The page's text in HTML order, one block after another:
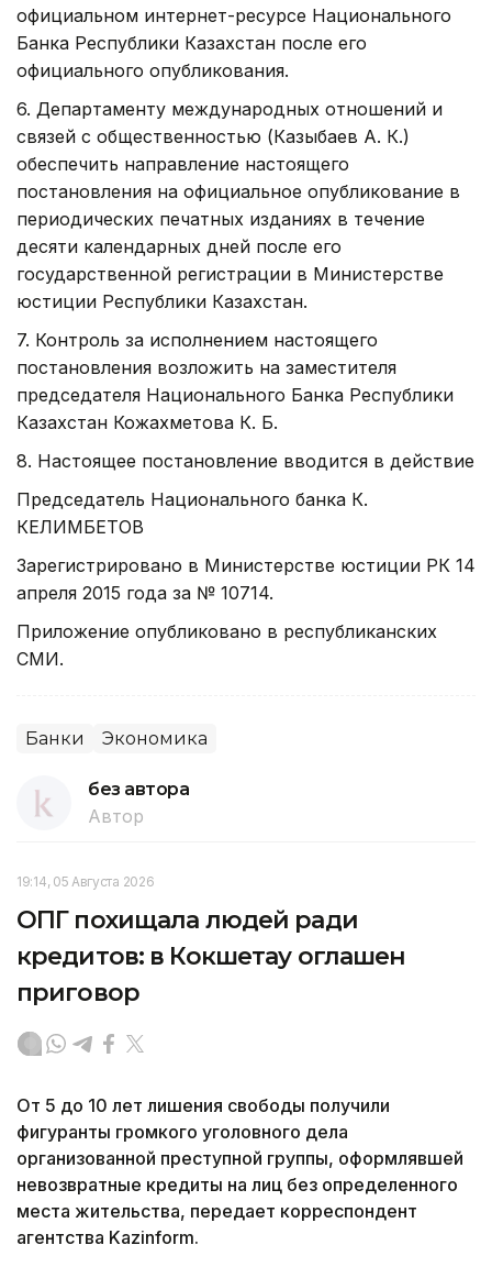
официальном интернет-ресурсе Национального
Банка Республики Казахстан после его
официального опубликования.
6. Департаменту международных отношений и
связей с общественностью (Казыбаев А. К.)
обеспечить направление настоящего
постановления на официальное опубликование в
периодических печатных изданиях в течение
десяти календарных дней после его
государственной регистрации в Министерстве
юстиции Республики Казахстан.
7. Контроль за исполнением настоящего
постановления возложить на заместителя
председателя Национального Банка Республики
Казахстан Кожахметова К. Б.
8. Настоящее постановление вводится в действие
Председатель Национального банка К.
КЕЛИМБЕТОВ
Зарегистрировано в Министерстве юстиции РК 14
апреля 2015 года за № 10714.
Приложение опубликовано в республиканских
СМИ.
Банки Экономика
без автора
Автор
19:14, 05 Августа 2026
ОПГ похищала людей ради
кредитов: в Кокшетау оглашен
приговор
От 5 до 10 лет лишения свободы получили
фигуранты громкого уголовного дела
организованной преступной группы, оформлявшей
невозвратные кредиты на лиц без определенного
места жительства, передает корреспондент
агентства Kazinform.